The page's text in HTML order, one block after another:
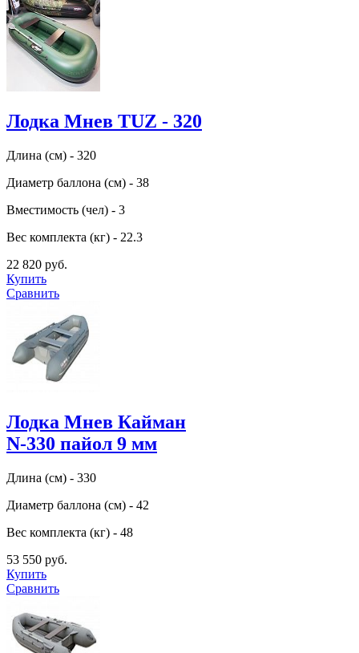
Лодка Мнев TUZ - 320
Длина (см) - 320
Диаметр баллона (см) - 38
Вместимость (чел) - 3
Вес комплекта (кг) - 22.3
22 820 руб.
Купить
Сравнить
Лодка Мнев Кайман
N-330 пайол 9 мм
Длина (см) - 330
Диаметр баллона (см) - 42
Вес комплекта (кг) - 48
53 550 руб.
Купить
Сравнить